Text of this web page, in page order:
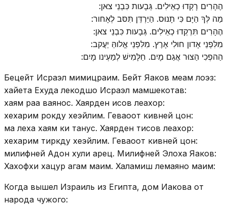
הֶהָרִים רָקְדוּ כְאֵילִים. גְּבָעות כִּבְנֵי צאן:
מַה לְּךָ הַיָּם כִּי תָנוּס. הַיַּרְדֵּן תִּסּב לְאָחור:
הֶהָרִים תִּרְקְדוּ כְאֵילִים. גְּבָעות כִּבְנֵי צאן:
מִלִּפְנֵי אָדון חוּלִי אָרֶץ. מִלִּפְנֵי אֱלוהַּ יַעֲקב:
הַהפְכִי הַצוּר אֲגַם מָיִם. חַלָּמִישׁ לְמַעְינו מָיִם:
Бецейт Исраэл мимицраим. Бейт Яаков меам лоэз:
хайета Ехуда лекодшо Исраэл мамшекотав:
хаям раа ваянос. Хаярден исов леахор:
хехарим рокду хеэйлим. Геваоот кивней цон:
ма леха хаям ки танус. Хаярден тисов леахор:
хехарим тиркду хеэйлим. Геваоот кивней цон:
милифней Адон хули арец. Милифней Элоха Яаков:
Хахофхи хацур агам маим. Халамиш лемаяно маим:
Когда вышел Израиль из Египта, дом Иакова от
народа чужого: